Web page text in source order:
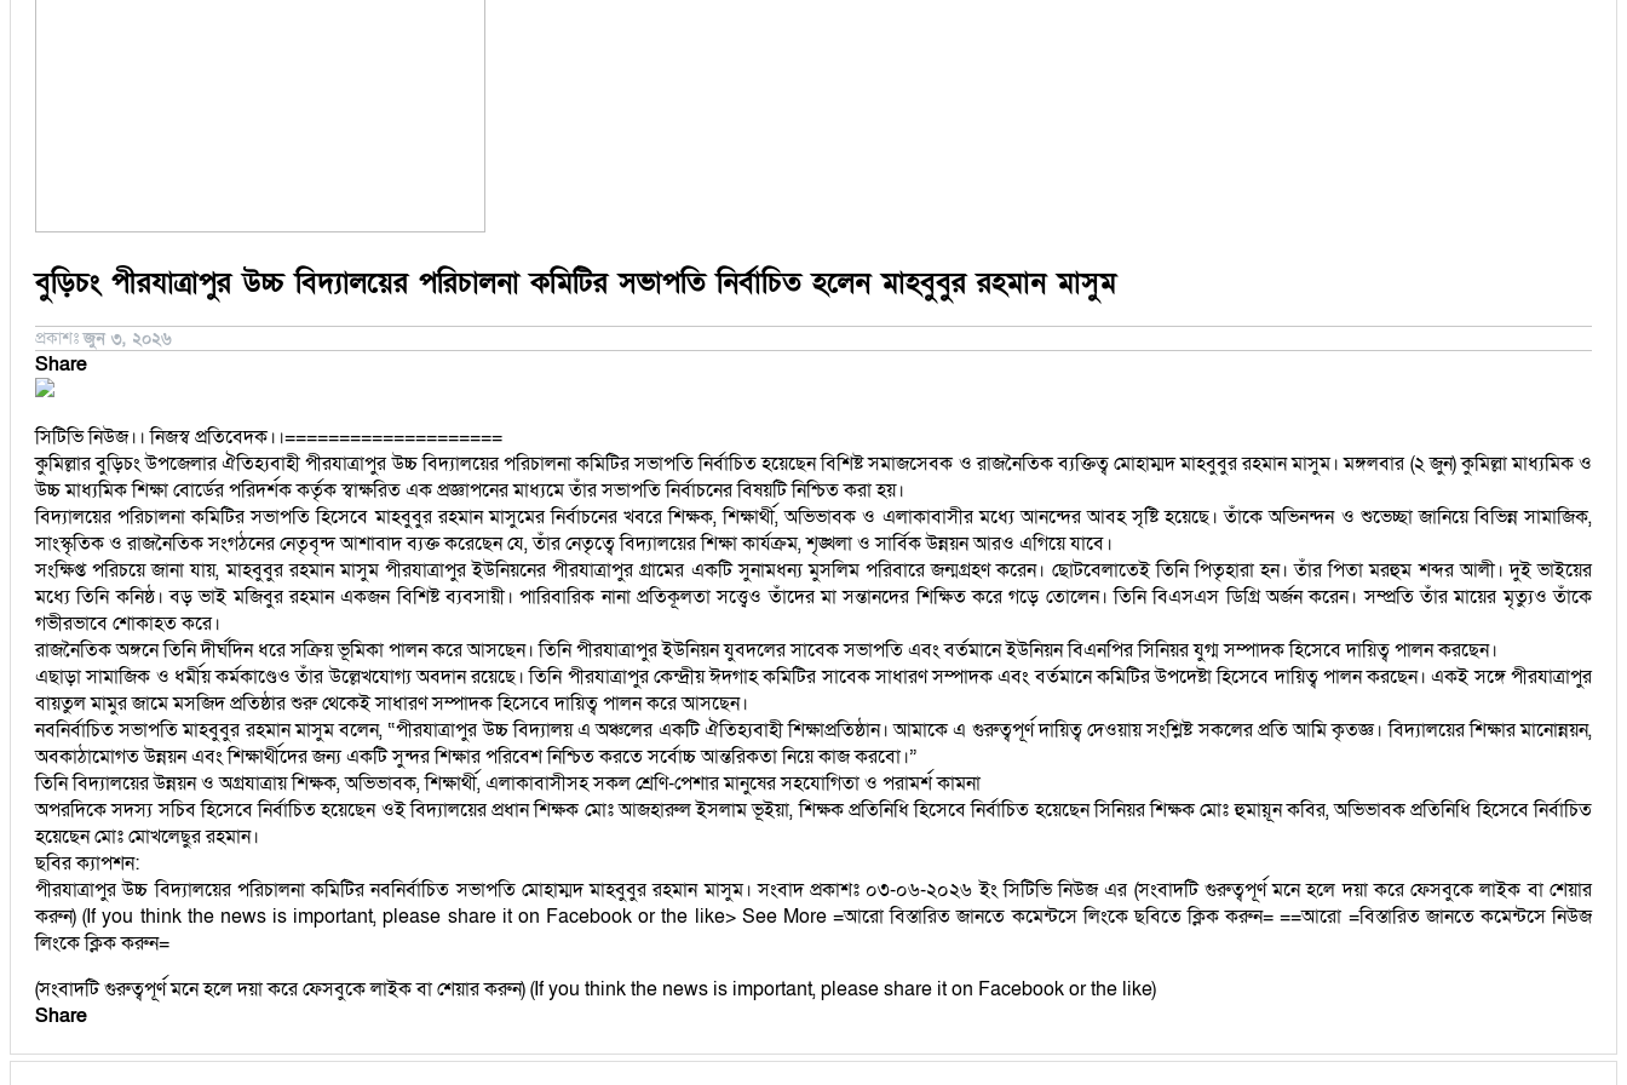
নওগাঁ
মৌলভীবাজার
বুড়িচং পীরযাত্রাপুর উচ্চ বিদ্যালয়ের পরিচালনা কমিটির সভাপতি নির্বাচিত হলেন মাহবুবুর রহমান মাসুম
প্রকাশঃজুন ৩, ২০২৬
Share
সিটিভি নিউজ।। নিজস্ব প্রতিবেদক।।====================
কুমিল্লার বুড়িচং উপজেলার ঐতিহ্যবাহী পীরযাত্রাপুর উচ্চ বিদ্যালয়ের পরিচালনা কমিটির সভাপতি নির্বাচিত হয়েছেন বিশিষ্ট সমাজসেবক ও রাজনৈতিক ব্যক্তিত্ব মোহাম্মদ মাহবুবুর রহমান মাসুম। মঙ্গলবার (২ জুন) কুমিল্লা মাধ্যমিক ও
উচ্চ মাধ্যমিক শিক্ষা বোর্ডের পরিদর্শক কর্তৃক স্বাক্ষরিত এক প্রজ্ঞাপনের মাধ্যমে তাঁর সভাপতি নির্বাচনের বিষয়টি নিশ্চিত করা হয়।
বিদ্যালয়ের পরিচালনা কমিটির সভাপতি হিসেবে মাহবুবুর রহমান মাসুমের নির্বাচনের খবরে শিক্ষক, শিক্ষার্থী, অভিভাবক ও এলাকাবাসীর মধ্যে আনন্দের আবহ সৃষ্টি হয়েছে। তাঁকে অভিনন্দন ও শুভেচ্ছা জানিয়ে বিভিন্ন সামাজিক,
সাংস্কৃতিক ও রাজনৈতিক সংগঠনের নেতৃবৃন্দ আশাবাদ ব্যক্ত করেছেন যে, তাঁর নেতৃত্বে বিদ্যালয়ের শিক্ষা কার্যক্রম, শৃঙ্খলা ও সার্বিক উন্নয়ন আরও এগিয়ে যাবে।
সংক্ষিপ্ত পরিচয়ে জানা যায়, মাহবুবুর রহমান মাসুম পীরযাত্রাপুর ইউনিয়নের পীরযাত্রাপুর গ্রামের একটি সুনামধন্য মুসলিম পরিবারে জন্মগ্রহণ করেন। ছোটবেলাতেই তিনি পিতৃহারা হন। তাঁর পিতা মরহুম শব্দর আলী। দুই ভাইয়ের
মধ্যে তিনি কনিষ্ঠ। বড় ভাই মজিবুর রহমান একজন বিশিষ্ট ব্যবসায়ী। পারিবারিক নানা প্রতিকূলতা সত্ত্বেও তাঁদের মা সন্তানদের শিক্ষিত করে গড়ে তোলেন। তিনি বিএসএস ডিগ্রি অর্জন করেন। সম্প্রতি তাঁর মায়ের মৃত্যুও তাঁকে
গভীরভাবে শোকাহত করে।
রাজনৈতিক অঙ্গনে তিনি দীর্ঘদিন ধরে সক্রিয় ভূমিকা পালন করে আসছেন। তিনি পীরযাত্রাপুর ইউনিয়ন যুবদলের সাবেক সভাপতি এবং বর্তমানে ইউনিয়ন বিএনপির সিনিয়র যুগ্ম সম্পাদক হিসেবে দায়িত্ব পালন করছেন।
এছাড়া সামাজিক ও ধর্মীয় কর্মকাণ্ডেও তাঁর উল্লেখযোগ্য অবদান রয়েছে। তিনি পীরযাত্রাপুর কেন্দ্রীয় ঈদগাহ কমিটির সাবেক সাধারণ সম্পাদক এবং বর্তমানে কমিটির উপদেষ্টা হিসেবে দায়িত্ব পালন করছেন। একই সঙ্গে পীরযাত্রাপুর
বায়তুল মামুর জামে মসজিদ প্রতিষ্ঠার শুরু থেকেই সাধারণ সম্পাদক হিসেবে দায়িত্ব পালন করে আসছেন।
নবনির্বাচিত সভাপতি মাহবুবুর রহমান মাসুম বলেন, “পীরযাত্রাপুর উচ্চ বিদ্যালয় এ অঞ্চলের একটি ঐতিহ্যবাহী শিক্ষাপ্রতিষ্ঠান। আমাকে এ গুরুত্বপূর্ণ দায়িত্ব দেওয়ায় সংশ্লিষ্ট সকলের প্রতি আমি কৃতজ্ঞ। বিদ্যালয়ের শিক্ষার মানোন্নয়ন,
অবকাঠামোগত উন্নয়ন এবং শিক্ষার্থীদের জন্য একটি সুন্দর শিক্ষার পরিবেশ নিশ্চিত করতে সর্বোচ্চ আন্তরিকতা নিয়ে কাজ করবো।”
তিনি বিদ্যালয়ের উন্নয়ন ও অগ্রযাত্রায় শিক্ষক, অভিভাবক, শিক্ষার্থী, এলাকাবাসীসহ সকল শ্রেণি-পেশার মানুষের সহযোগিতা ও পরামর্শ কামনা
অপরদিকে সদস্য সচিব হিসেবে নির্বাচিত হয়েছেন ওই বিদ্যালয়ের প্রধান শিক্ষক মোঃ আজহারুল ইসলাম ভূইয়া, শিক্ষক প্রতিনিধি হিসেবে নির্বাচিত হয়েছেন সিনিয়র শিক্ষক মোঃ হুমায়ূন কবির, অভিভাবক প্রতিনিধি হিসেবে নির্বাচিত
হয়েছেন মোঃ মোখলেছুর রহমান।
ছবির ক্যাপশন:
পীরযাত্রাপুর উচ্চ বিদ্যালয়ের পরিচালনা কমিটির নবনির্বাচিত সভাপতি মোহাম্মদ মাহবুবুর রহমান মাসুম। সংবাদ প্রকাশঃ ০৩-০৬-২০২৬ ইং সিটিভি নিউজ এর (সংবাদটি গুরুত্বপূর্ণ মনে হলে দয়া করে ফেসবুকে লাইক বা শেয়ার
করুন) (If you think the news is important, please share it on Facebook or the like> See More =আরো বিস্তারিত জানতে কমেন্টসে লিংকে ছবিতে ক্লিক করুন= ==আরো =বিস্তারিত জানতে কমেন্টসে নিউজ
লিংকে ক্লিক করুন=
(সংবাদটি গুরুত্বপূর্ণ মনে হলে দয়া করে ফেসবুকে লাইক বা শেয়ার করুন) (If you think the news is important, please share it on Facebook or the like)
Share